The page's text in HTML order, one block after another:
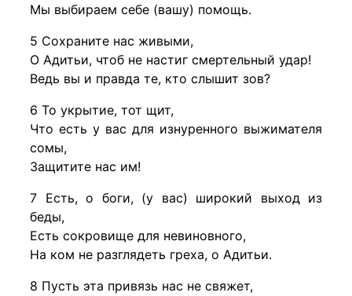
Мы выбираем себе (вашу) помощь.
5 Сохраните нас живыми,
О Адитьи, чтоб не настиг смертельный удар!
Ведь вы и правда те, кто слышит зов?
6 То укрытие, тот щит,
Что есть у вас для изнуренного выжимателя
сомы,
Защитите нас им!
7 Есть, о боги, (у вас) широкий выход из
беды,
Есть сокровище для невиновного,
На ком не разглядеть греха, о Адитьи.
8 Пусть эта привязь нас не свяжет,